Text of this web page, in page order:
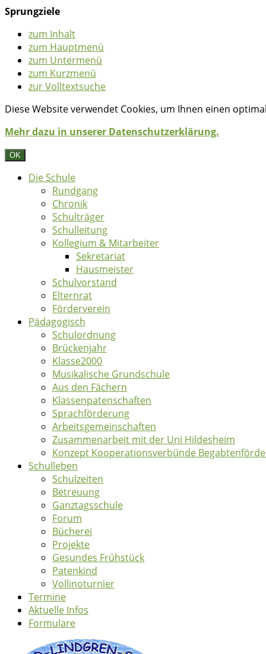
Sprungziele
zum Inhalt
zum Hauptmenü
zum Untermenü
zum Kurzmenü
zur Volltextsuche
Diese Website verwendet Cookies, um Ihnen einen
Mehr dazu in unserer Datenschutzerklärung.
OK
Die Schule
Rundgang
Chronik
Schulträger
Schulleitung
Kollegium & Mitarbeiter
Sekretariat
Hausmeister
Schulvorstand
Elternrat
Förderverein
Pädagogisch
Schulordnung
Brückenjahr
Klasse2000
Musikalische Grundschule
Aus den Fächern
Klassenpatenschaften
Sprachförderung
Arbeitsgemeinschaften
Zusammenarbeit mit der Uni Hildesheim
Konzept Kooperationsverbünde
Schulleben
Schulzeiten
Betreuung
Ganztagsschule
Forum
Bücherei
Projekte
Gesundes Frühstück
Patenkind
Vollinoturnier
Termine
Aktuelle Infos
Formulare